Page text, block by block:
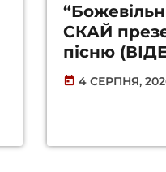
СКАЙ
пісню
today 4 СЕРПНЯ,